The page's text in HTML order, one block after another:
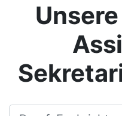
Beruf, Fachrichtung, Firma